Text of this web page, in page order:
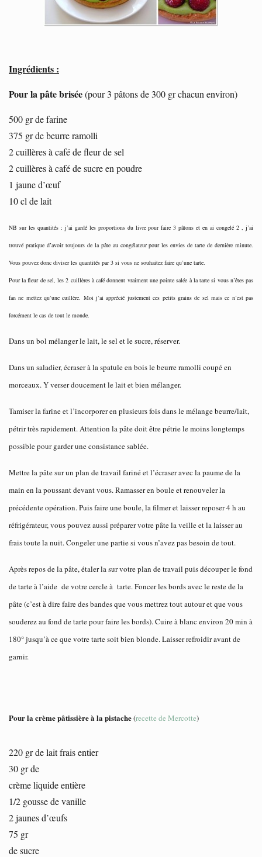
Ingrédients :
Pour la pâte brisée(pour 3 pâtons de 300 gr chacun environ)
500 gr de farine
375 gr de beurre ramolli
2 cuillères à café de fleur de sel
2 cuillères à café de sucre en poudre
1 jaune d’œuf
10 cl de lait
NB sur les quantités : j’ai gardé les proportions du livre pour faire 3 pâtons et en ai congelé 2 , j’ai
trouvé pratique d’avoir toujours de la pâte au congélateur pour les envies de tarte de dernière minute.
Vous pouvez donc diviser les quantités par 3 si vous ne souhaitez faire qu’une tarte.
Pour la fleur de sel, les 2 cuillères à café donnent vraiment une pointe salée à la tarte si vous n’êtes pas
fan ne mettez qu’une cuillère. Moi j’ai apprécié justement ces petits grains de sel mais ce n’est pas
forcément le cas de tout le monde.
Dans un bol mélanger le lait, le sel et le sucre, réserver.
Dans un saladier, écraser à la spatule en bois le beurre ramolli coupé en
morceaux. Y verser doucement le lait et bien mélanger.
Tamiser la farine et l’incorporer en plusieurs fois dans le mélange beurre/lait,
pétrir très rapidement. Attention la pâte doit être pétrie le moins longtemps
possible pour garder une consistance sablée.
Mettre la pâte sur un plan de travail fariné et l’écraser avec la paume de la
main en la poussant devant vous. Ramasser en boule et renouveler la
précédente opération. Puis faire une boule, la filmer et laisser reposer 4 h au
réfrigérateur, vous pouvez aussi préparer votre pâte la veille et la laisser au
frais toute la nuit. Congeler une partie si vous n’avez pas besoin de tout.
Après repos de la pâte, étaler la sur votre plan de travail puis découper le fond
de tarte à l’aide de votre cercle à tarte. Foncer les bords avec le reste de la
pâte (c’est à dire faire des bandes que vous mettrez tout autour et que vous
souderez au fond de tarte pour faire les bords). Cuire à blanc environ 20 min à
180° jusqu’à ce que votre tarte soit bien blonde. Laisser refroidir avant de
garnir.
Pour la crème pâtissière à la pistache(recette de Mercotte)
220 gr de lait frais entier
30 gr de
crème liquide entière
1/2 gousse de vanille
2 jaunes d’œufs
75 gr
de sucre